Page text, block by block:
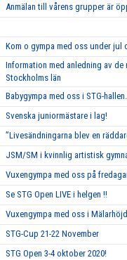
Anmälan till vårens grupper är
Kom o gympa med oss under jul
Information med anledning av
Stockholms län
Babygympa med oss i STG-
Svenska juniormästare i lag!
”Livesändningarna blev en
JSM/SM i kvinnlig artistisk
Vuxengympa med oss på
Se STG Open LIVE i helgen !!
Vuxengympa med oss i
STG-Cup 21-22 November
STG Open 3-4 oktober 2020!